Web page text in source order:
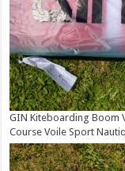
GIN Kiteboarding Boom
Course Voile Sport